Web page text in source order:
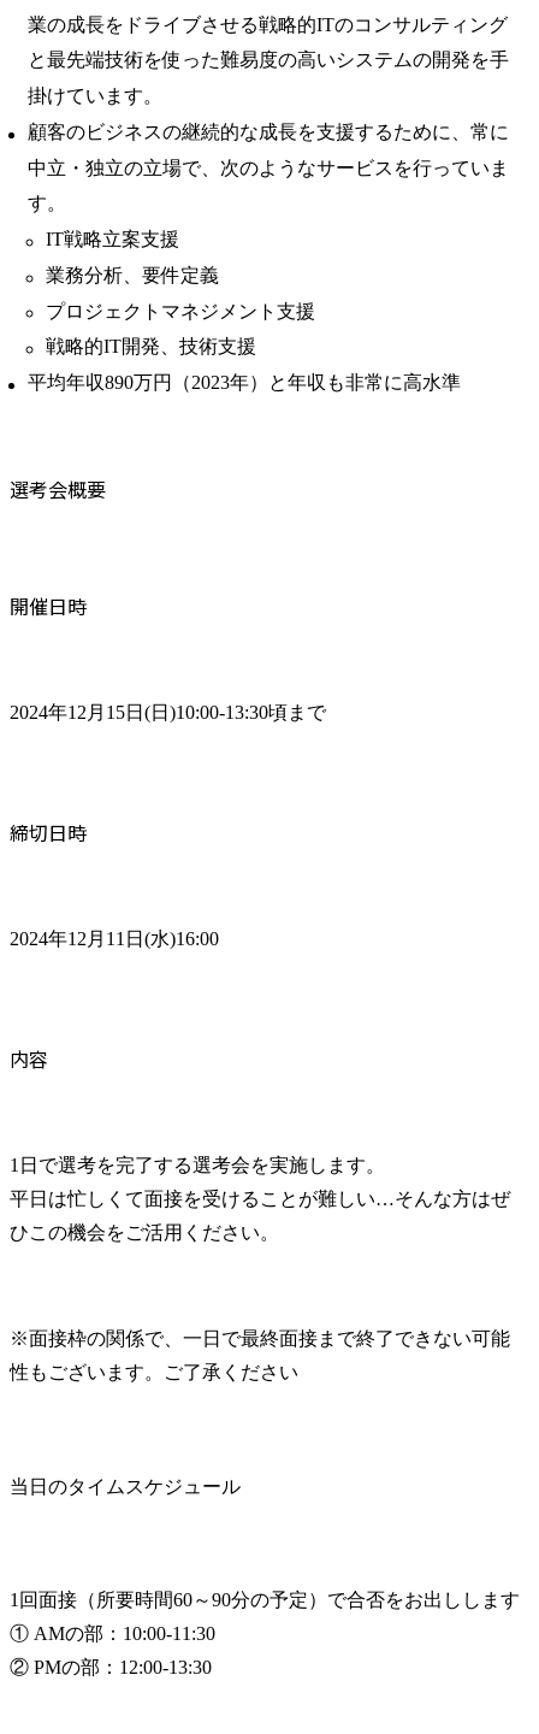
業の成長をドライブさせる戦略的ITのコンサルティング
と最先端技術を使った難易度の高いシステムの開発を手
掛けています。
顧客のビジネスの継続的な成長を支援するために、常に
中立・独立の立場で、次のようなサービスを行っていま
す。
IT戦略立案支援
業務分析、要件定義
プロジェクトマネジメント支援
戦略的IT開発、技術支援
平均年収890万円（2023年）と年収も非常に高水準
選考会概要
開催日時
2024年12月15日(日)10:00-13:30頃まで
締切日時
2024年12月11日(水)16:00
内容
1日で選考を完了する選考会を実施します。
平日は忙しくて面接を受けることが難しい…そんな方はぜ
ひこの機会をご活用ください。
※面接枠の関係で、一日で最終面接まで終了できない可能
性もございます。ご了承ください
当日のタイムスケジュール
1回面接（所要時間60～90分の予定）で合否をお出しします
① AMの部：10:00‐11:30
② PMの部：12:00‐13:30